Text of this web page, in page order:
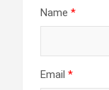
Name *
Email *